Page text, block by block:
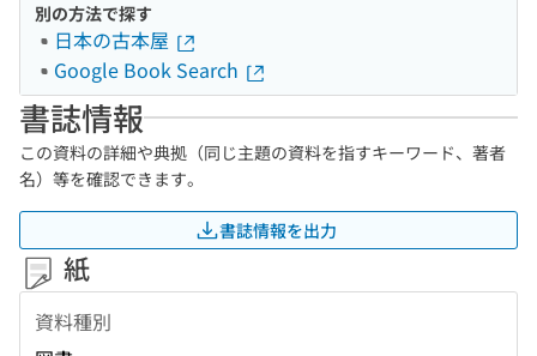
別の方法で探す
日本の古本屋
Google Book Search
書誌情報
この資料の詳細や典拠（同じ主題の資料を指すキーワード、著者
名）等を確認できます。
書誌情報を出力
紙
資料種別